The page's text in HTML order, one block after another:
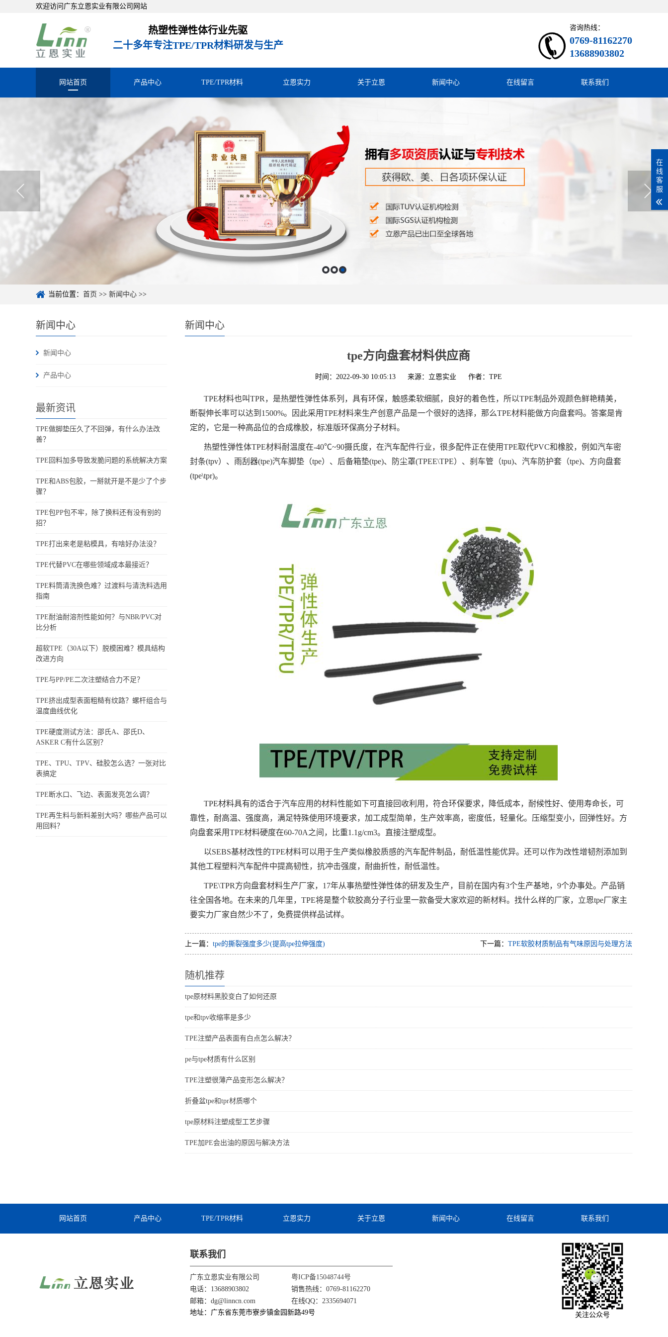
欢迎访问广东立恩实业有限公司网站
热塑性弹性体行业先驱
二十多年专注TPE/TPR材料研发与生产
咨询热线：
0769-81162270
13688903802
网站首页 产品中心 TPE/TPR材料 立恩实力 关于立恩 新闻中心 在线留言 联系我们
当前位置： 首页 >> 新闻中心 >>
新闻中心
新闻中心
产品中心
最新资讯
TPE做脚垫压久了不回弹，有什么办法改
善？
TPE回料加多导致发脆问题的系统解决方案
TPE和ABS包胶，一掰就开是不是少了个步
骤？
TPE包PP包不牢，除了换料还有没有别的
招？
TPE打出来老是粘模具，有啥好办法没？
TPE代替PVC在哪些领域成本最接近？
TPE料筒清洗换色难？过渡料与清洗料选用
指南
TPE耐油耐溶剂性能如何？与NBR/PVC对
比分析
超软TPE（30A以下）脱模困难？模具结构
改进方向
TPE与PP/PE二次注塑结合力不足？
TPE挤出成型表面粗糙有纹路？螺杆组合与
温度曲线优化
TPE硬度测试方法：邵氏A、邵氏D、
ASKER C有什么区别？
TPE、TPU、TPV、硅胶怎么选？一张对比
表搞定
TPE断水口、飞边、表面发亮怎么调？
TPE再生料与新料差别大吗？哪些产品可以
用回料？
新闻中心
tpe方向盘套材料供应商
时间：2022-09-30 10:05:13 来源：立恩实业 作者：TPE
TPE材料也叫TPR，是热塑性弹性体系列，具有环保，触感柔软细腻，良好的着色性，所以TPE制品外观颜色鲜艳精美，
断裂伸长率可以达到1500%。因此采用TPE材料来生产创意产品是一个很好的选择，那么TPE材料能做方向盘套吗。答案是肯
定的，它是一种高品位的合成橡胶，标准版环保高分子材料。
热塑性弹性体TPE材料耐温度在-40℃~90摄氏度，在汽车配件行业，很多配件正在使用TPE取代PVC和橡胶，例如汽车密
封条(tpv）、雨刮器(tpe)汽车脚垫（tpe）、后备箱垫(tpe)、防尘罩(TPEE\TPE）、刹车管（tpu)、汽车防护套（tpe)、方向盘套
(tpe\tpr)。
TPE材料具有的适合于汽车应用的材料性能如下可直接回收利用，符合环保要求，降低成本，耐候性好、使用寿命长，可
靠性，耐高温、强度高，满足特殊使用环境要求，加工成型简单，生产效率高，密度低，轻量化。压缩型变小，回弹性好。方
向盘套采用TPE材料硬度在60-70A之间，比重1.1g/cm3。直接注塑成型。
以SEBS基材改性的TPE材料可以用于生产类似橡胶质感的汽车配件制品，耐低温性能优异。还可以作为改性增韧剂添加到
其他工程塑料汽车配件中提高韧性，抗冲击强度，耐曲折性，耐低温性。
TPE\TPR方向盘套材料生产厂家，17年从事热塑性弹性体的研发及生产，目前在国内有3个生产基地，9个办事处。产品销
往全国各地。在未来的几年里，TPE将是整个软胶高分子行业里一款备受大家欢迎的新材料。找什么样的厂家，立恩tpe厂家主
要实力厂家自然少不了，免费提供样品试样。
上一篇： tpe的撕裂强度多少(提高tpe拉伸强度) 下一篇： TPE软胶材质制品有气味原因与处理方法
随机推荐
tpe原材料黑胶变白了如何还原
tpe和tpv收缩率是多少
TPE注塑产品表面有白点怎么解决？
pe与tpe材质有什么区别
TPE注塑很薄产品变形怎么解决？
折叠盆tpe和tpr材质哪个
tpe原材料注塑成型工艺步骤
TPE加PE会出油的原因与解决方法
网站首页 产品中心 TPE/TPR材料 立恩实力 关于立恩 新闻中心 在线留言 联系我们
联系我们
广东立恩实业有限公司
粤ICP备15048744号
电话：13688903802
销售热线：0769-81162270
邮箱：dg@linncn.com
在线QQ：2335694071
地址：广东省东莞市寮步镇金园新路49号
关注公众号
在
线
客
服